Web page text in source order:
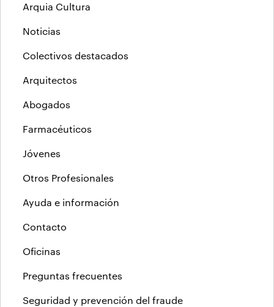
Arquia Cultura
Noticias
Colectivos destacados
Arquitectos
Abogados
Farmacéuticos
Jóvenes
Otros Profesionales
Ayuda e información
Contacto
Oficinas
Preguntas frecuentes
Seguridad y prevención del fraude